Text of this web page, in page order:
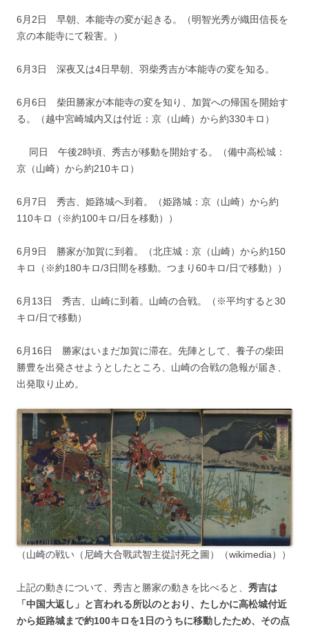
6月2日 早朝、本能寺の変が起きる。（明智光秀が織田信長を
京の本能寺にて殺害。）
6月3日 深夜又は4日早朝、羽柴秀吉が本能寺の変を知る。
6月6日 柴田勝家が本能寺の変を知り、加賀への帰国を開始す
る。（越中宮崎城内又は付近：京（山崎）から約330キロ）
同日 午後2時頃、秀吉が移動を開始する。（備中高松城：
京（山崎）から約210キロ）
6月7日 秀吉、姫路城へ到着。（姫路城：京（山崎）から約
110キロ（※約100キロ/日を移動））
6月9日 勝家が加賀に到着。（北庄城：京（山崎）から約150
キロ（※約180キロ/3日間を移動。つまり60キロ/日で移動））
6月13日 秀吉、山崎に到着。山崎の合戦。（※平均すると30
キロ/日で移動）
6月16日 勝家はいまだ加賀に滞在。先陣として、養子の柴田
勝豊を出発させようとしたところ、山崎の合戦の急報が届き、
出発取り止め。
（山崎の戦い（尼崎大合戰武智主從討死之圖）（wikimedia））
上記の動きについて、秀吉と勝家の動きを比べると、 秀吉は
「中国大返し」と言われる所以のとおり、たしかに高松城付近
から姫路城まで約100キロを1日のうちに移動したため、その点